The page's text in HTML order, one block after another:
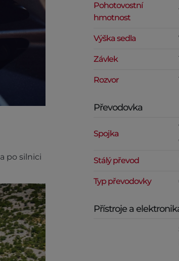
po silnici
Pohotovostní
hmotnost
Výška sedla
Závlek
Rozvor
Převodovka
Spojka
Stálý převod
Typ převodovky
Přístroje a